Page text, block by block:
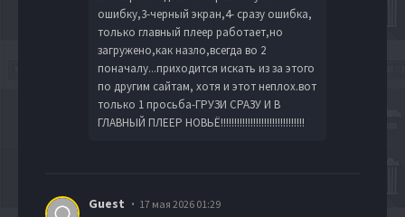
ошибку,3-черный экран,4- сразу ошибка,
только главный плеер работает,но
загружено,как назло,всегда во 2
поначалу...приходится искать из за этого
по другим сайтам, хотя и этот неплох.вот
только 1 просьба-ГРУЗИ СРАЗУ И В
ГЛАВНЫЙ ПЛЕЕР НОВЬЁ!!!!!!!!!!!!!!!!!!!!!!!!!!!!!!!
Guest 17 мая 2026 01:29